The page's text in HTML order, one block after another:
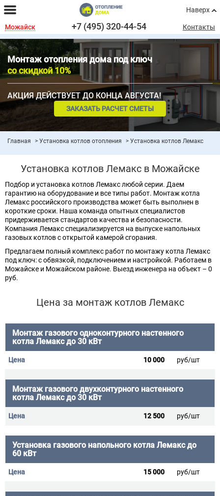
Наверх
Можайск +7 (495) 320-44-54 Контакты
Монтаж отопления дома под ключ
со скидкой 10%
АКЦИЯ ДЕЙСТВУЕТ ДО КОНЦА АВГУСТА!
ЗАКАЗАТЬ РАСЧЕТ СМЕТЫ
Главная Установка котлов отопления Установка котлов Лемакс
Установка котлов Лемакс в Можайске
Подбор и установка котлов Лемакс любой серии. Даем
гарантию на оборудование и все типы работ. Монтаж котла
Лемакс российского производства может быть выполнен в
короткие сроки. Наша команда опытных специалистов
придерживается стандартов качества и безопасности.
Компания Лемакс специализируется на выпуске напольных
газовых котлов с открытой камерой сгорания.
Предлагаем полный комплекс работ по монтажу котла Лемакс
под ключ: с обвязкой, подключением и настройкой. Работаем в
Можайске и Можайском районе. Выезд инженера на объект – 0
руб.
Цена за монтаж котлов Лемакс
Монтаж газового одноконтурного настенного
котла Лемакс до 30 кВт
10 000 руб/шт
Монтаж газового двухконтурного настенного
котла Лемакс до 30 кВт
12 500 руб/шт
Установка газового напольного котла Лемакс до
60 кВт
15 000 руб/шт